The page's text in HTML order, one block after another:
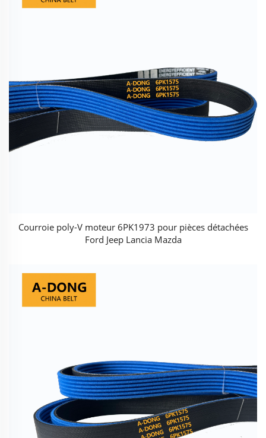
Courroie poly-V moteur 6PK1973 pour pièces détachées
Ford Jeep Lancia Mazda